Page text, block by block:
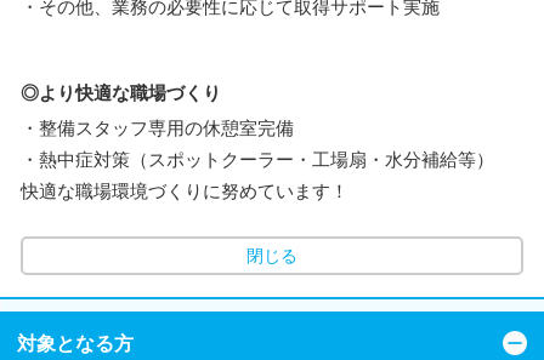
・その他、業務の必要性に応じて取得サポート実施
◎より快適な職場づくり
・整備スタッフ専用の休憩室完備
・熱中症対策（スポットクーラー・工場扇・水分補給等）
快適な職場環境づくりに努めています！
閉じる
対象となる方